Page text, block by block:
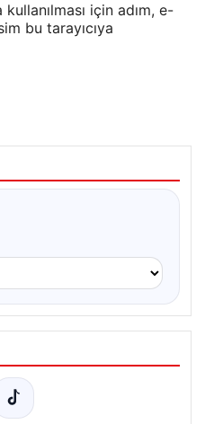
için adım, e-
bu tarayıcıya